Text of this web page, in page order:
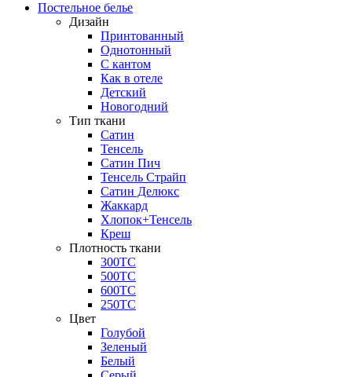
Постельное белье
Дизайн
Принтованный
Однотонный
С кантом
Как в отеле
Детский
Новогодний
Тип ткани
Сатин
Тенсель
Сатин Пич
Тенсель Страйп
Сатин Делюкс
Жаккард
Хлопок+Тенсель
Креш
Плотность ткани
300ТС
500ТС
600ТС
250ТС
Цвет
Голубой
Зеленый
Белый